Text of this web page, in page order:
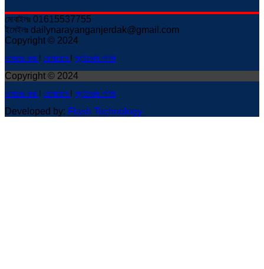
মোবাইলঃ 01615537755
ইমেইলঃ dailynarayanganjerdak@gmail.com
Copyright © 2024
আমাদের কথা ! যোগাযোগ ! প্রাইভেসি পলিসি
Copyright © 2024
আমাদের কথা ! যোগাযোগ ! প্রাইভেসি পলিসি
Developed by: Flash Technology